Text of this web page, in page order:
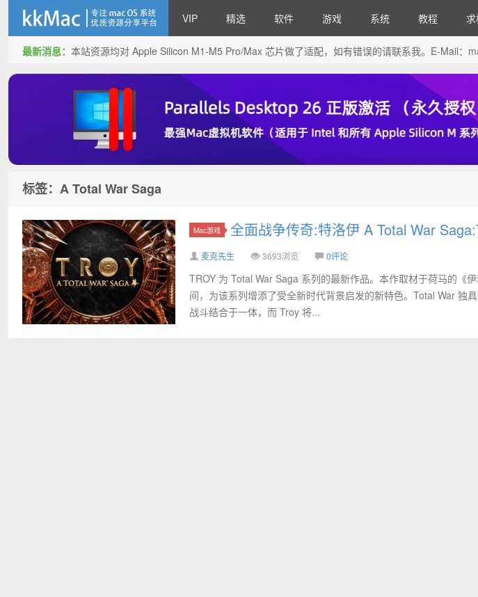
kkMac
VIP 精选 软件 游戏 系统 教程 求
最新消息： 本站资源均对 Apple Silicon M1-M5 Pro/Max 芯片做了适配，如有错误的请联系我。E-Mail：
标签：A Total War Saga
Mac游戏 全面战争传奇:特洛伊 A Total War
麦克先生 3693浏览 0评论
TROY 为 Total War Saga 系列的最新作品。本作取材于荷马的《
间，为该系列增添了受全新时代背景启发的新特色。Total War 独
战斗结合于一体，而 Troy 将...